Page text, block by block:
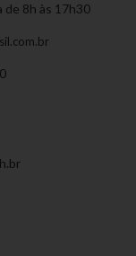
de 8h às 17h30